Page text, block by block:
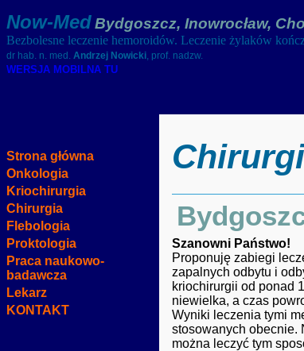
Now-MedBydgoszcz, Inowrocław,
Bezbolesne leczenie hemoroidów. Leczenie żylaków
dr hab. n. med. Andrzej Nowicki, prof. nadzw.
WERSJA MOBILNA TU
Strona główna
Onkologia
Kriochirurgia
Chirurgia
Flebologia
Proktologia
Praca naukowo-
badawcza
Lekarz
KONTAKT
Szanowni Państwo!
Proponuję zabiegi
zapalnych odbytu i
kriochirurgii od ponad
niewielka, a czas
Wyniki leczenia tymi
stosowanych obecnie.
można leczyć tym